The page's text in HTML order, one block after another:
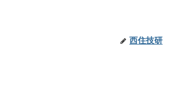
西住技研